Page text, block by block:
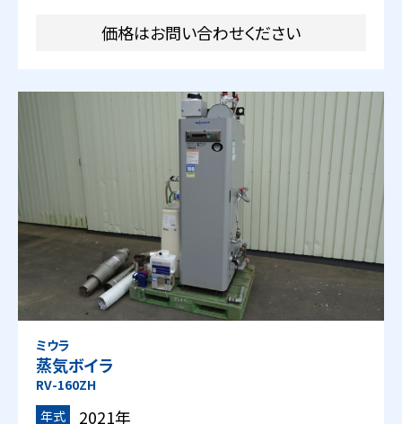
価格はお問い合わせください
ミウラ
蒸気ボイラ
RV-160ZH
年式
2021年